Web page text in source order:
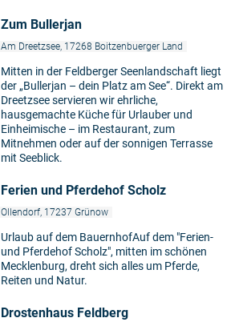
Zum Bullerjan
Am Dreetzsee, 17268 Boitzenbuerger Land
Mitten in der Feldberger Seenlandschaft liegt
der „Bullerjan – dein Platz am See“. Direkt am
Dreetzsee servieren wir ehrliche,
hausgemachte Küche für Urlauber und
Einheimische – im Restaurant, zum
Mitnehmen oder auf der sonnigen Terrasse
mit Seeblick.
Ferien und Pferdehof Scholz
Ollendorf, 17237 Grünow
Urlaub auf dem BauernhofAuf dem "Ferien-
und Pferdehof Scholz", mitten im schönen
Mecklenburg, dreht sich alles um Pferde,
Reiten und Natur.
Drostenhaus Feldberg